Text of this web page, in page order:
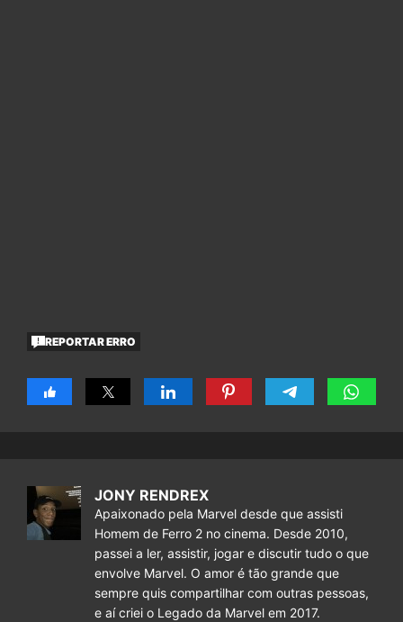
REPORTAR ERRO
JONY RENDREX
Apaixonado pela Marvel desde que assisti
Homem de Ferro 2 no cinema. Desde 2010,
passei a ler, assistir, jogar e discutir tudo o que
envolve Marvel. O amor é tão grande que
sempre quis compartilhar com outras pessoas,
e aí criei o Legado da Marvel em 2017.